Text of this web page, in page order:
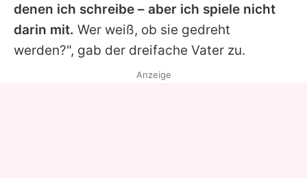
denen ich schreibe – aber ich spiele nicht
darin mit. Wer weiß, ob sie gedreht
werden?", gab der dreifache Vater zu.
Anzeige